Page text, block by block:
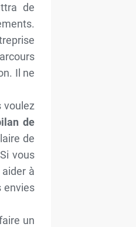
de
Il ne
voulez
de
de
vous
à
envies
un